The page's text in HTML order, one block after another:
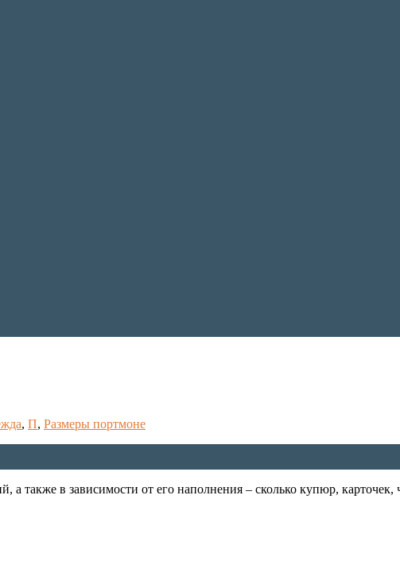
, П, Размеры портмоне
также в зависимости от его наполнения – сколько купюр, карточек,